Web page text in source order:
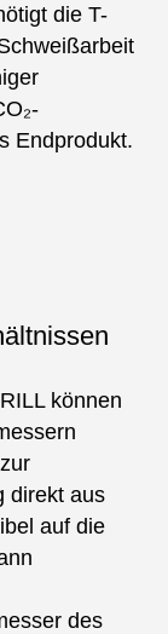
die T-
Endprodukt.
können
direkt aus
auf die
des